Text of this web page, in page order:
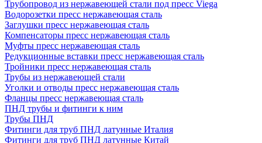
Трубопровод из нержавеющей стали под пресс Viega
Водорозетки пресс нержавеющая сталь
Заглушки пресс нержавеющая сталь
Компенсаторы пресс нержавеющая сталь
Муфты пресс нержавеющая сталь
Редукционные вставки пресс нержавеющая сталь
Тройники пресс нержавеющая сталь
Трубы из нержавеющей стали
Уголки и отводы пресс нержавеющая сталь
Фланцы пресс нержавеющая сталь
ПНД трубы и фитинги к ним
Трубы ПНД
Фитинги для труб ПНД латунные Италия
Фитинги для труб ПНД латунные Китай